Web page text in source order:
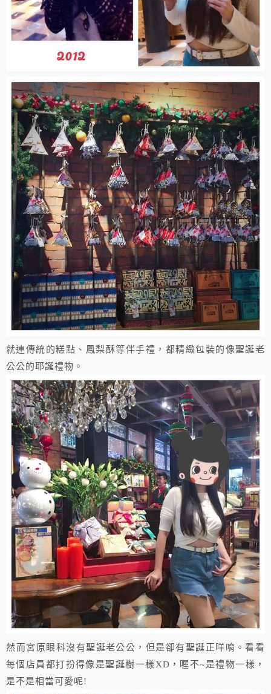
就連傳統的糕點、鳳梨酥等伴手禮，都精緻包裝的像聖誕老
公公的耶誕禮物。
​然而宮原眼科沒有聖誕老公公，但是卻有聖誕正咩唷。看看
每個店員都打扮得像是聖誕樹一樣XD，喔不~是禮物一樣，
是不是相當可愛呢!​